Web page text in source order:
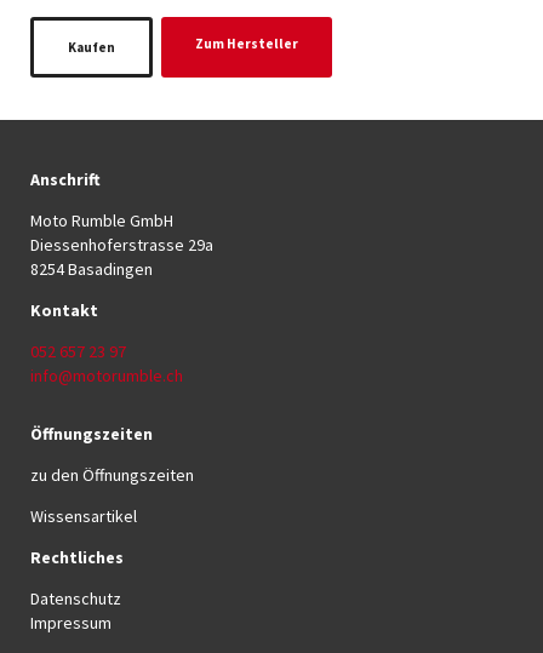
Kaufen Zum Hersteller
Anschrift
Moto Rumble GmbH
Diessenhoferstrasse 29a
8254 Basadingen
Kontakt
052 657 23 97
info@motorumble.ch
Öffnungszeiten
zu den Öffnungszeiten
Wissensartikel
Rechtliches
Datenschutz
Impressum